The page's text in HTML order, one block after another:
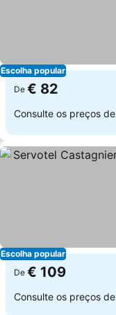
Escolha popular
De € 82
Consulte os preços de
Escolha popular
De € 109
Consulte os preços de